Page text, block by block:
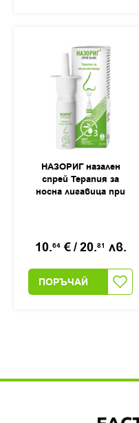
НАЗОРИГ назален
спрей Терапия за
носна лигавица при
10.64 €/20.81 лв.
ПОРЪЧАЙ